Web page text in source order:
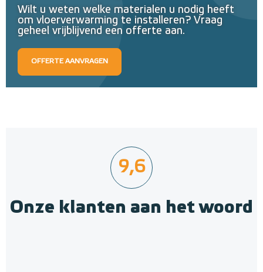
Wilt u weten welke materialen u nodig heeft
om vloerverwarming te installeren? Vraag
geheel vrijblijvend een offerte aan.
OFFERTE AANVRAGEN
9,6
Onze klanten aan het woord